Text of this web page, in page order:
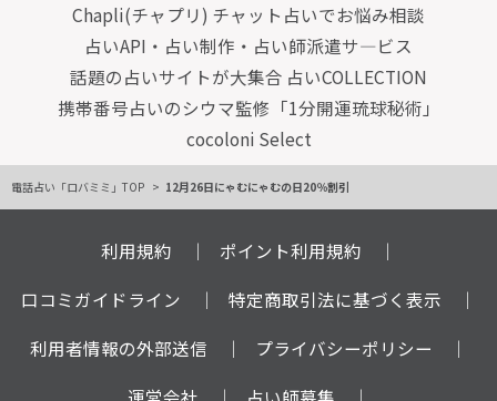
Chapli(チャプリ) チャット占いでお悩み相談
占いAPI・占い制作・占い師派遣サ―ビス
話題の占いサイトが大集合 占いCOLLECTION
携帯番号占いのシウマ監修「1分開運琉球秘術」
cocoloni Select
電話占い「ロバミミ」TOP 12月26日にゃむにゃむの日20％割引
利用規約
ポイント利用規約
口コミガイドライン
特定商取引法に基づく表示
利用者情報の外部送信
プライバシーポリシー
運営会社
占い師募集